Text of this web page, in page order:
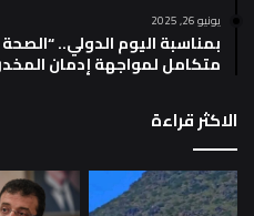
يونيو 26, 2025
بمناسبة اليوم الدولي..
متكامل لمواجهة إدمان
الاكثر قراءة